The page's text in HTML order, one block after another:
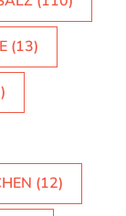
(13)
(12)